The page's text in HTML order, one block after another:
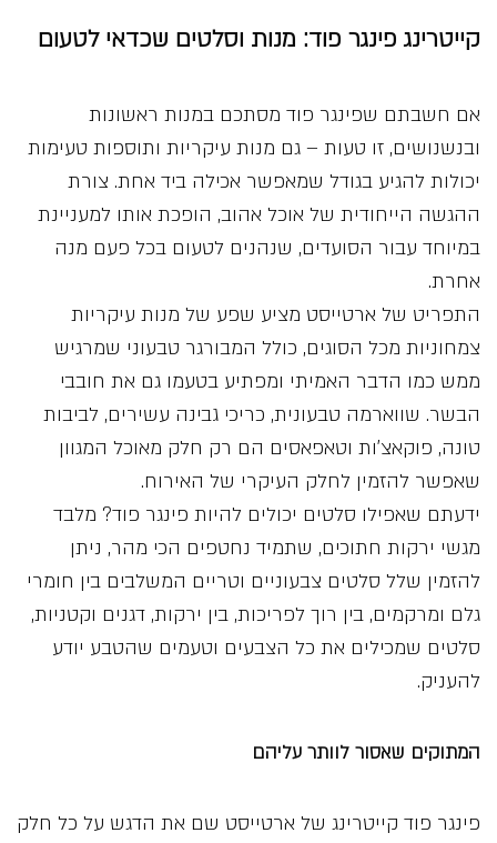
קייטרינג פינגר פוד: מנות וסלטים שכדאי לטעום
אם חשבתם שפינגר פוד מסתכם במנות ראשונות
ובנשנושים, זו טעות – גם מנות עיקריות ותוספות טעימות
יכולות להגיע בגודל שמאפשר אכילה ביד אחת. צורת
ההגשה הייחודית של אוכל אהוב, הופכת אותו למעניינת
במיוחד עבור הסועדים, שנהנים לטעום בכל פעם מנה
אחרת.
התפריט של ארטייסט מציע שפע של מנות עיקריות
צמחוניות מכל הסוגים, כולל המבורגר טבעוני שמרגיש
ממש כמו הדבר האמיתי ומפתיע בטעמו גם את חובבי
הבשר. שווארמה טבעונית, כריכי גבינה עשירים, לביבות
טונה, פוקאצ’ות וטאפאסים הם רק חלק מאוכל המגוון
שאפשר להזמין לחלק העיקרי של האירוח.
ידעתם שאפילו סלטים יכולים להיות פינגר פוד? מלבד
מגשי ירקות חתוכים, שתמיד נחטפים הכי מהר, ניתן
להזמין שלל סלטים צבעוניים וטריים המשלבים בין חומרי
גלם ומרקמים, בין רוך לפריכות, בין ירקות, דגנים וקטניות,
סלטים שמכילים את כל הצבעים וטעמים שהטבע יודע
להעניק.
המתוקים שאסור לוותר עליהם
פינגר פוד קייטרינג של ארטייסט שם את הדגש על כל חלק